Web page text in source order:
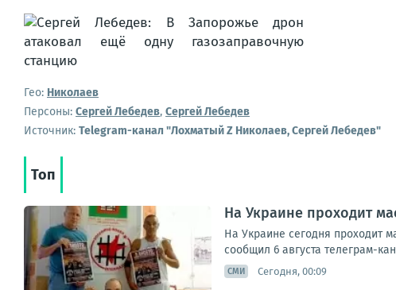
Гео: Николаев
Персоны: Сергей Лебедев, Сергей Лебедев
Источник: Telegram-канал "Лохматый Z Николаев, Сергей Лебедев"
Топ
На Украине проходит
На Украине сегодня проходит
сообщил 6 августа телеграм-
СМИ Сегодня, 00:09